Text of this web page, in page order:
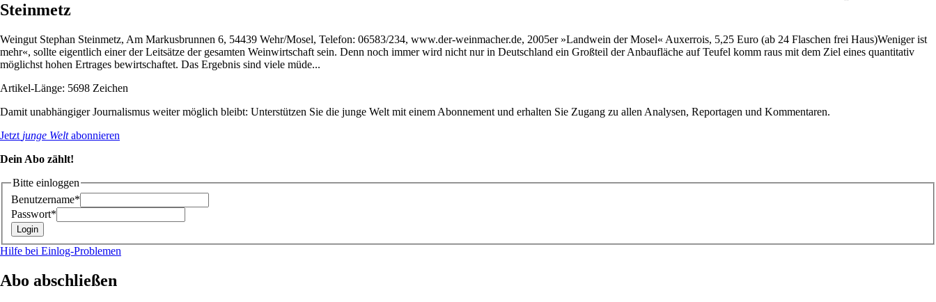
Steinmetz
Weingut Stephan Steinmetz, Am Markusbrunnen 6, 54439 Wehr/Mosel, Telefon: 06583/234, www.der-weinmacher.de, 2005er »Landwein der Mosel« Auxerrois, 5,25 Euro (ab 24 Flaschen frei Haus)Weniger ist
mehr«, sollte eigentlich einer der Leitsätze der gesamten Weinwirtschaft sein. Denn noch immer wird nicht nur in Deutschland ein Großteil der Anbaufläche auf Teufel komm raus mit dem Ziel eines quantitativ
möglichst hohen Ertrages bewirtschaftet. Das Ergebnis sind viele müde...
Artikel-Länge: 5698 Zeichen
Damit unabhängiger Journalismus weiter möglich bleibt: Unterstützen Sie die junge Welt mit einem Abonnement und erhalten Sie Zugang zu allen Analysen, Reportagen und Kommentaren.
Jetzt junge Weltabonnieren
Dein Abo zählt!
Bitte einloggen
Benutzername*
Passwort*
Hilfe bei Einlog-Problemen
Abo abschließen